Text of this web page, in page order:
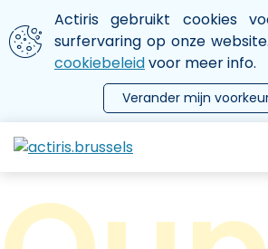
Aller au contenu principal
We gebruiken cookies
Actiris gebruikt cookies
surfervaring op onze
cookiebeleidvoor meer info.
Verander mijn
le menu